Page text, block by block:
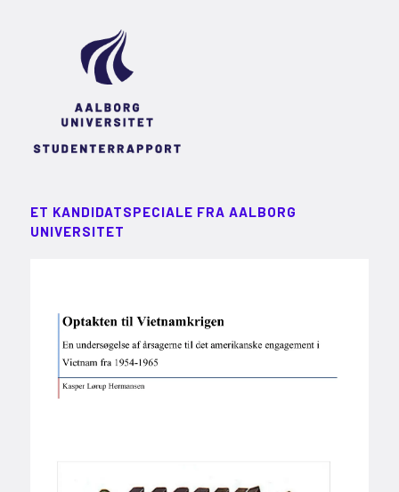
ET KANDIDATSPECIALE FRA AALBORG
UNIVERSITET